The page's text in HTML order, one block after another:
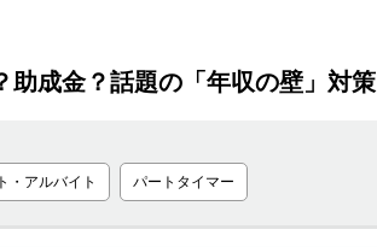
成金？話題の「年収の壁」対策
・アルバイト パートタイマー